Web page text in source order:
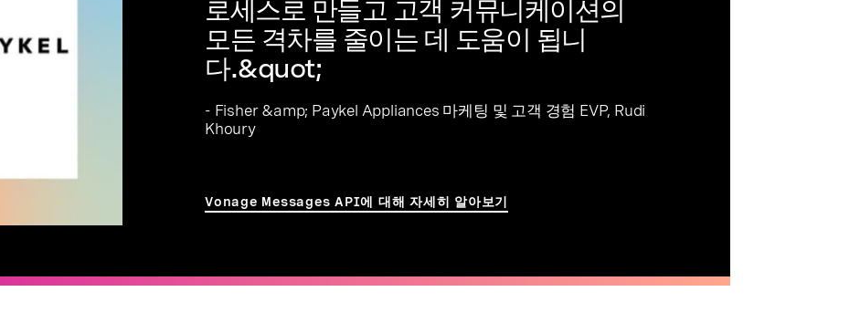
로세스로 만들고 고객 커뮤니케이션의
모든 격차를 줄이는 데 도움이 됩니
다.&quot;
- Fisher &amp; Paykel Appliances 마케팅 및 고객 경험 EVP, Rudi
Khoury
Vonage Messages API에 대해 자세히 알아보기